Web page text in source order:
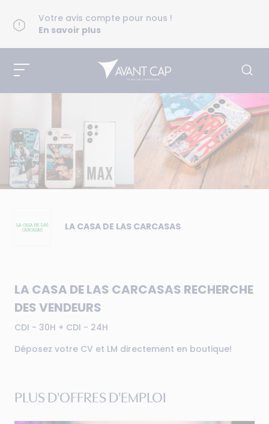
Votre avis compte pour nous !
En savoir plus
LA CASA DE LAS CARCASAS
LA CASA DE LAS CARCASAS RECHERCHE
DES VENDEURS
CDI - 30H + CDI - 24H
Déposez votre CV et LM directement en boutique!
PLUS D'OFFRES D'EMPLOI